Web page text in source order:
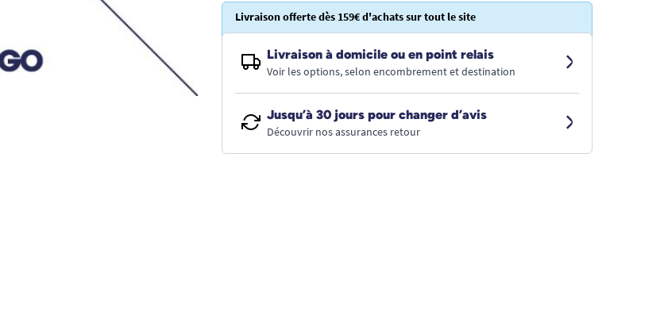
Livraison offerte dès 159€ d'achats sur tout le site
Livraison à domicile ou en point relais
Voir les options, selon encombrement et destination
Jusqu’à 30 jours pour changer d’avis
Découvrir nos assurances retour